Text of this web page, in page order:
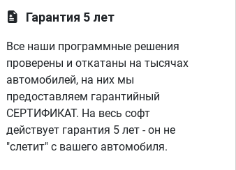
Гарантия 5 лет
Все наши программные решения
проверены и откатаны на тысячах
автомобилей, на них мы
предоставляем гарантийный
СЕРТИФИКАТ. На весь софт
действует гарантия 5 лет - он не
"слетит" с вашего автомобиля.